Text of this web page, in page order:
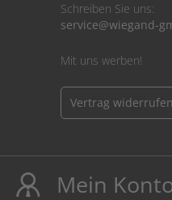
Schreiben Sie uns:
service@wiegand-
Mit uns werben!
Vertrag widerrufen
Mein